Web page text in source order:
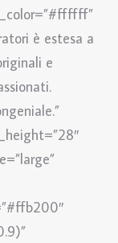
è estesa a
e